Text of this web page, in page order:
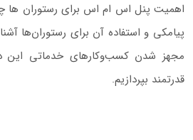
اهمیت پنل اس ام اس برای رستوران ها
پیامکی و استفاده آن برای رستوران‌ها
مجهز شدن کسب‌و‌کارهای خدماتی این
قدرتمند بپردازیم.